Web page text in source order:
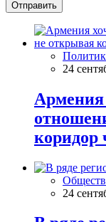
Отправить
24
Армения
коридор
24